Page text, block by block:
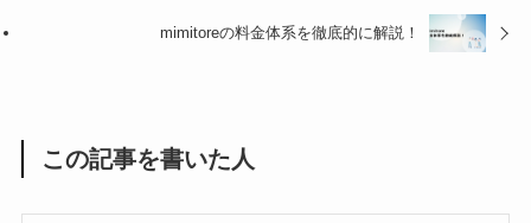
mimitoreの料金体系を徹底的に解説！
この記事を書いた人